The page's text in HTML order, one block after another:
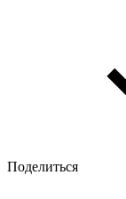
Поделиться